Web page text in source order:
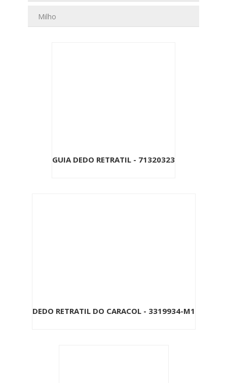
Milho
GUIA DEDO RETRATIL - 71320323
DEDO RETRATIL DO CARACOL - 3319934-M1